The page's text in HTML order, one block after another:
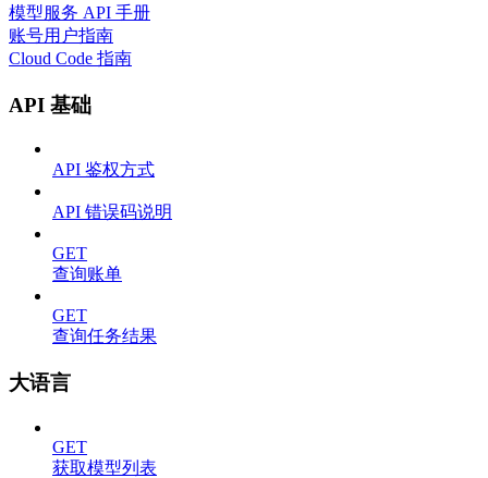
模型服务 API 手册
账号用户指南
Cloud Code 指南
API 基础
API 鉴权方式
API 错误码说明
GET
查询账单
GET
查询任务结果
大语言
GET
获取模型列表